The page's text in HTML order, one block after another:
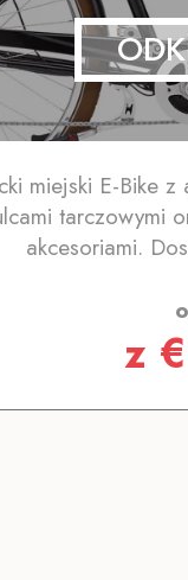
miejski E-Bike z
tarczowymi
akcesoriami.
z €